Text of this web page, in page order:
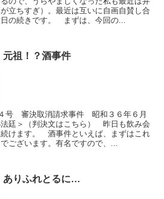
立ちすぎ）。最近は互いに自画自賛し合
の続きです。 まずは、今回の...
元祖！？酒事件
号 審決取消請求事件 昭和３６年６月
廷＞（判決文はこちら） 昨日も飲み会
けます。 酒事件といえば、まずはこれ
ございます。有名ですので、...
ありふれとるに…